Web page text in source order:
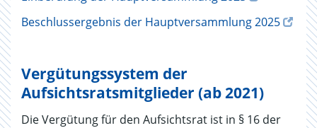
Beschlussergebnis der Hauptversammlung 2025
Vergütungssystem der
Aufsichtsratsmitglieder (ab 2021)
Die Vergütung für den Aufsichtsrat ist in § 16 der